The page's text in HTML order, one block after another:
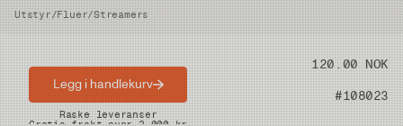
Utstyr/Fluer/Streamers
Pris 120.00 NOK
Artikkelnummer #108023
Legg i handlekurv
Raske leveranser
Gratis frakt over 2.000 kr